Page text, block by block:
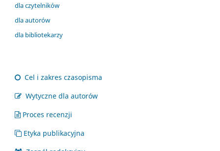
dla czytelników
dla autorów
dla bibliotekarzy
Cel i zakres czasopisma
Wytyczne dla autorów
Proces recenzji
Etyka publikacyjna